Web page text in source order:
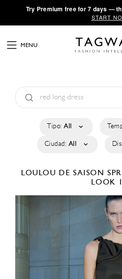
·Try Premium free for 7 days —
START
MENU
Tipo: All
Ciudad: All
LOULOU DE SAISON
LOOK